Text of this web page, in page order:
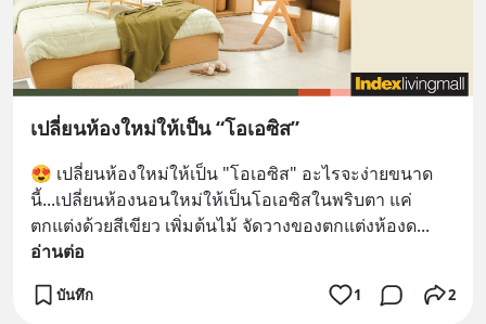
เปลี่ยนห้องใหม่ให้เป็น “โอเอซิส”
😍 เปลี่ยนห้องใหม่ให้เป็น "โอเอซิส" อะไรจะง่ายขนาด
นี้...เปลี่ยนห้องนอนใหม่ให้เป็นโอเอซิสในพริบตา แค่
ตกแต่งด้วยสีเขียว เพิ่มต้นไม้ จัดวางของตกแต่งห้องด
อ่านต่อ
บันทึก 1 2